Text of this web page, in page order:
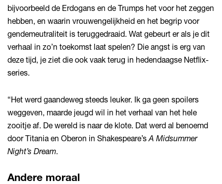
bijvoorbeeld de Erdogans en de Trumps het voor het zeggen
hebben, en waarin vrouwengelijkheid en het begrip voor
gendemeutraliteit is teruggedraaid. Wat gebeurt er als je dit
verhaal in zo’n toekomst laat spelen? Die angst is erg van
deze tijd, je ziet die ook vaak terug in hedendaagse Netflix-
series.
“Het werd gaandeweg steeds leuker. Ik ga geen spoilers
weggeven, maarde jeugd wil in het verhaal van het hele
zooitje af. De wereld is naar de klote. Dat werd al benoemd
door Titania en Oberon in Shakespeare’s A Midsummer
Night’s Dream.
Andere moraal